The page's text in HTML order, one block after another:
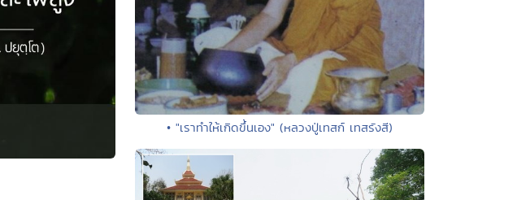
• "เราทำให้เกิดขึ้นเอง" (หลวงปู่เทสก์ เทสรังสี)